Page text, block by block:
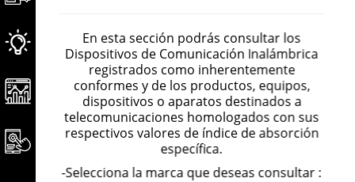
En esta sección podrás consultar los
Dispositivos de Comunicación Inalámbrica
registrados como inherentemente
conformes y de los productos, equipos,
dispositivos o aparatos destinados a
telecomunicaciones homologados con sus
respectivos valores de índice de absorción
específica.
-Selecciona la marca que deseas consultar :